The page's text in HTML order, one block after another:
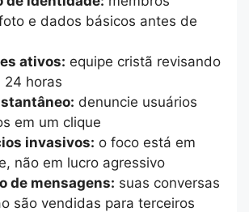
e dados básicos antes de
ativos: equipe cristã revisando
24 horas
denuncie usuários
em um clique
invasivos: o foco está em
não em lucro agressivo
de mensagens: suas conversas
são vendidas para terceiros